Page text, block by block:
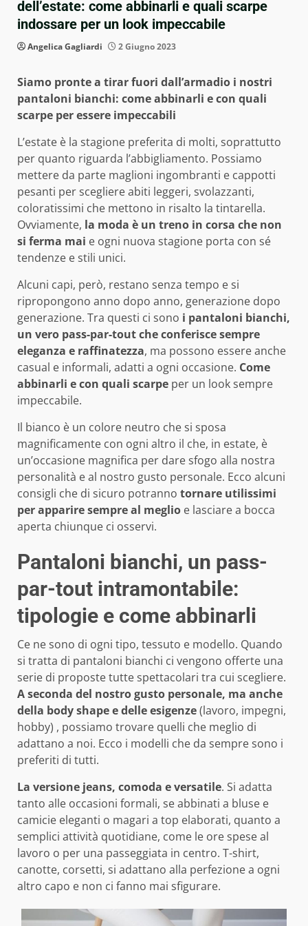
dell’estate: come abbinarli e quali scarpe
indossare per un look impeccabile
Angelica Gagliardi 2 Giugno 2023
Siamo pronte a tirar fuori dall’armadio i nostri
pantaloni bianchi: come abbinarli e con quali
scarpe per essere impeccabili
L’estate è la stagione preferita di molti, soprattutto
per quanto riguarda l’abbigliamento. Possiamo
mettere da parte maglioni ingombranti e cappotti
pesanti per scegliere abiti leggeri, svolazzanti,
coloratissimi che mettono in risalto la tintarella.
Ovviamente, la moda è un treno in corsa che non
si ferma mai e ogni nuova stagione porta con sé
tendenze e stili unici.
Alcuni capi, però, restano senza tempo e si
ripropongono anno dopo anno, generazione dopo
generazione. Tra questi ci sono i pantaloni bianchi,
un vero pass-par-tout che conferisce sempre
eleganza e raffinatezza, ma possono essere anche
casual e informali, adatti a ogni occasione. Come
abbinarli e con quali scarpe per un look sempre
impeccabile.
Il bianco è un colore neutro che si sposa
magnificamente con ogni altro il che, in estate, è
un’occasione magnifica per dare sfogo alla nostra
personalità e al nostro gusto personale. Ecco alcuni
consigli che di sicuro potranno tornare utilissimi
per apparire sempre al meglio e lasciare a bocca
aperta chiunque ci osservi.
Pantaloni bianchi, un pass-
par-tout intramontabile:
tipologie e come abbinarli
Ce ne sono di ogni tipo, tessuto e modello. Quando
si tratta di pantaloni bianchi ci vengono offerte una
serie di proposte tutte spettacolari tra cui scegliere.
A seconda del nostro gusto personale, ma anche
della body shape e delle esigenze(lavoro, impegni,
hobby) , possiamo trovare quelli che meglio di
adattano a noi. Ecco i modelli che da sempre sono i
preferiti di tutti.
La versione jeans, comoda e versatile. Si adatta
tanto alle occasioni formali, se abbinati a bluse e
camicie eleganti o magari a top elaborati, quanto a
semplici attività quotidiane, come le ore spese al
lavoro o per una passeggiata in centro. T-shirt,
canotte, corsetti, si adattano alla perfezione a ogni
altro capo e non ci fanno mai sfigurare.